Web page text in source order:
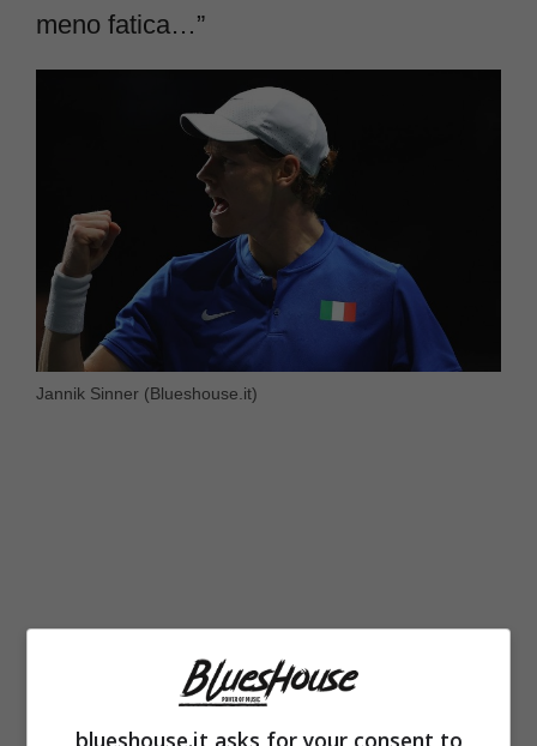
meno fatica…”
Jannik Sinner (Blueshouse.it)
blueshouse.it asks for your consent to